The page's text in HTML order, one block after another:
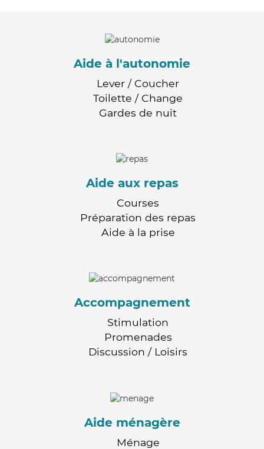
Aide à l'autonomie
Lever / Coucher
Toilette / Change
Gardes de nuit
Aide aux repas
Courses
Préparation des repas
Aide à la prise
Accompagnement
Stimulation
Promenades
Discussion / Loisirs
Aide ménagère
Ménage